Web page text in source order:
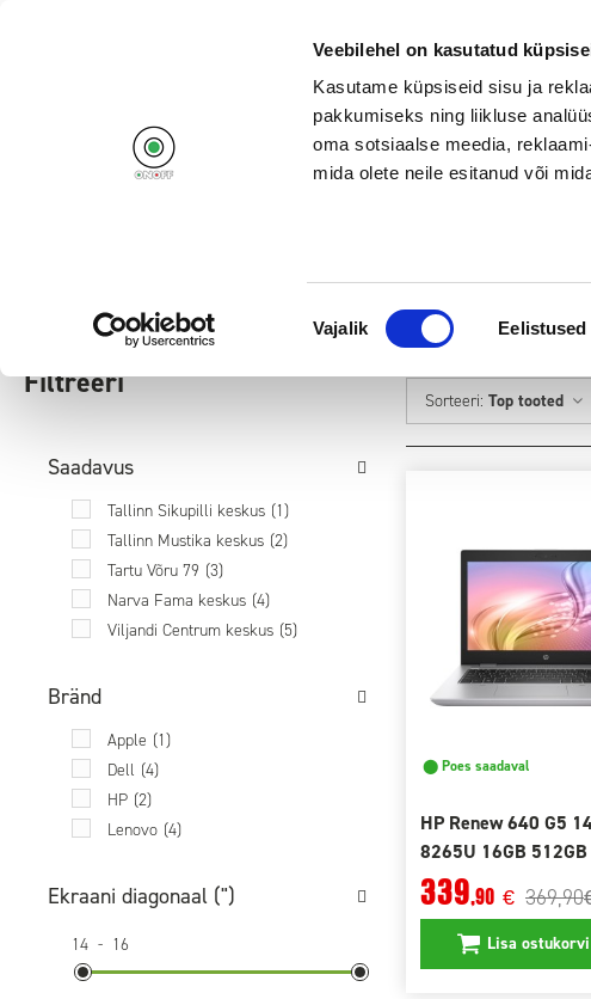
Veebilehel on kasutatud
Kasutame küpsiseid sisu ja
pakkumiseks ning liikluse
oma sotsiaalse meedia,
mida olete neile esitanud või
Nõusoleku
valik
Vajalik Eelistused
TAASTATUD SÜLEARVUTID
Filtreeri
Saadavus
Tallinn Sikupilli keskus (1)
Tallinn Mustika keskus (2)
Tartu Võru 79 (3)
Narva Fama keskus (4)
Viljandi Centrum keskus (5)
Bränd
Apple (1)
Dell (4)
HP (2)
Lenovo (4)
Ekraani diagonaal (")
14 - 16
Sorteeri: Top tooted
⬤ Poes saadaval
HP Renew 640 G5
8265U 16GB 512GB
Win11 Pro
339,90 € 369,90
Lisa ostukorvi